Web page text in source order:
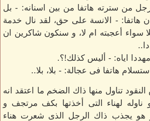
من سترته هاتفا من بين اسنانه: - بل
هاتفا: - الانسة على حق، لقد نال خدمة
سواء أعجبته ام لا، و سنكون شاكرين ان
اياه: - أليس كذلك!؟.
هاتفا فى عجالة: - بلا، بلا..
تناول منها ذاك الضخم ما اعتقد انه
ناوله لهناء التى أخذتها بكف مرتجف و
هو يجذب ذاك الرجل الذى شعرت هناء